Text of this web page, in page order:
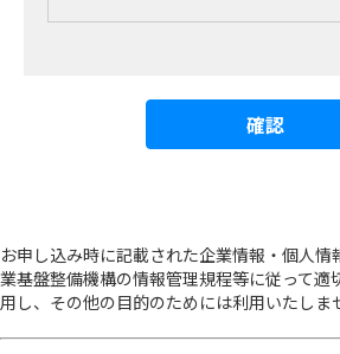
お申し込み時に記載された企業情報・個人
業基盤整備機構の情報管理規程等に従って適
用し、その他の目的のためには利用いたしま